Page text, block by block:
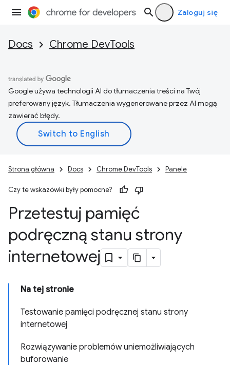
Zaloguj się
Docs Chrome DevTools
Google używa technologii AI do tłumaczenia treści na Twój
preferowany język. Tłumaczenia wygenerowane przez AI mogą
zawierać błędy.
Strona główna Docs Chrome DevTools Panele
Czy te wskazówki były pomocne?
Przetestuj pamięć
podręczną stanu strony
internetowej
Na tej stronie
Testowanie pamięci podręcznej stanu strony
internetowej
Rozwiązywanie problemów uniemożliwiających
buforowanie